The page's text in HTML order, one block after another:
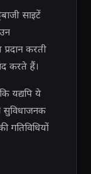
साइटें
करती
करते हैं।
यद्यपि ये
सुविधाजनक
गतिविधियों